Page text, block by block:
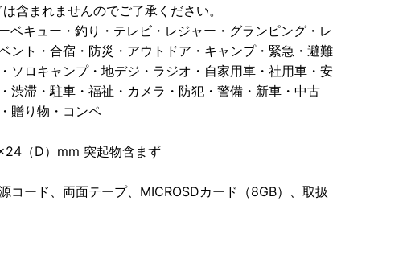
含まれませんのでご了承ください。
キュー・釣り・テレビ・レジャー・グランピング・レ
ント・合宿・防災・アウトドア・キャンプ・緊急・避難
ソロキャンプ・地デジ・ラジオ・自家用車・社用車・安
渋滞・駐車・福祉・カメラ・防犯・警備・新車・中古
贈り物・コンペ
（D）mm 突起物含まず
コード、両面テープ、MICROSDカード（8GB）、取扱